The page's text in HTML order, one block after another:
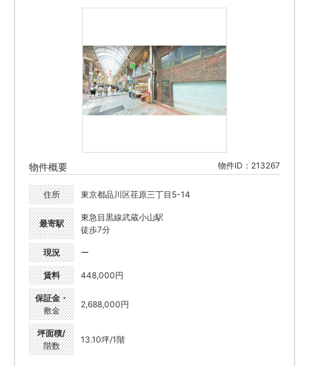
物件概要 物件ID：213267
住所 東京都品川区荏原三丁目5-14
最寄駅
東急目黒線武蔵小山駅
徒歩7分
現況 ー
賃料 448,000円
保証金・
敷金
2,688,000円
坪面積/
階数
13.10坪/1階